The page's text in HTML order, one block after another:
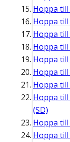
Hoppa till
Hoppa till
Hoppa till
Hoppa till
Hoppa till
Hoppa till
Hoppa till
Hoppa till
(SD)
Hoppa till
Hoppa till